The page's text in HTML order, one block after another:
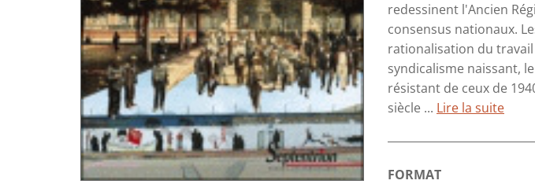
redessinent l'Ancien
consensus nationaux.
rationalisation du
syndicalisme naissant,
résistant de ceux de
siècle ... Lire la suite
FORMAT